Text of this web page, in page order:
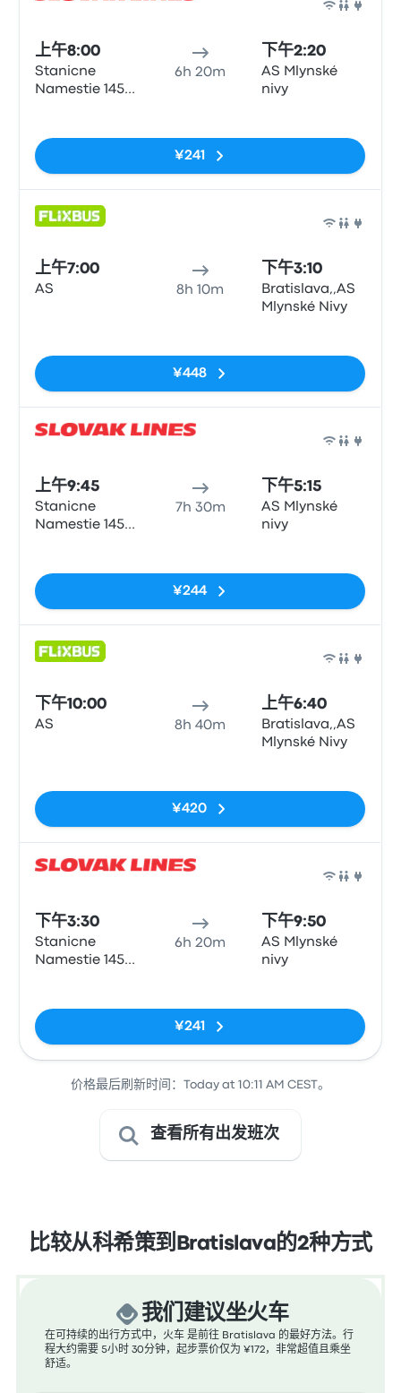
上午8:00
Stanicne
Namestie 1458
6h 20m
下午2:20
AS Mlynské
nivy
¥241
上午7:00
AS 8h 10m
下午3:10
Bratislava,,AS
Mlynské Nivy
¥448
上午9:45
Stanicne
Namestie 1458
7h 30m
下午5:15
AS Mlynské
nivy
¥244
下午10:00
AS 8h 40m
上午6:40
Bratislava,,AS
Mlynské Nivy
¥420
下午3:30
Stanicne
Namestie 1458
6h 20m
下午9:50
AS Mlynské
nivy
¥241
价格最后刷新时间：Today at 10:11 AM CEST。
查看所有出发班次
比较从科希策到Bratislava的2种方式
我们建议坐火车
在可持续的出行方式中，火车 是前往 Bratislava 的最好方法。行
程大约需要 5小时 30分钟，起步票价仅为 ¥172，非常超值且乘坐
舒适。